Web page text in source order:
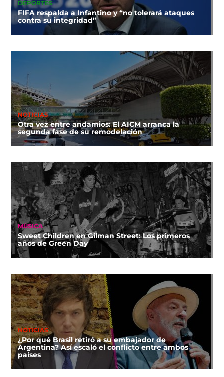
DEPORTES
FIFA respalda a Infantino y “no tolerará ataques
contra su integridad”
NOTICIAS
Otra vez entre andamios: El AICM arranca la
segunda fase de su remodelación
MÚSICA
Sweet Children en Gilman Street: Los primeros
años de Green Day
NOTICIAS
¿Por qué Brasil retiró a su embajador de
Argentina? Así escaló el conflicto entre ambos
países